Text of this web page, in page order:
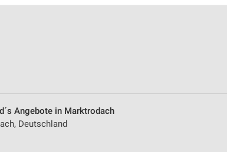
Angebote in Marktrodach
Deutschlandoder Kombinationen von Daten aus verschiedenen